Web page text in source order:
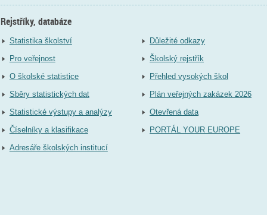
Rejstříky, databáze
Statistika školství
Pro veřejnost
O školské statistice
Sběry statistických dat
Statistické výstupy a analýzy
Číselníky a klasifikace
Adresáře školských institucí
Důležité odkazy
Školský rejstřík
Přehled vysokých škol
Plán veřejných zakázek 2026
Otevřená data
PORTÁL YOUR EUROPE